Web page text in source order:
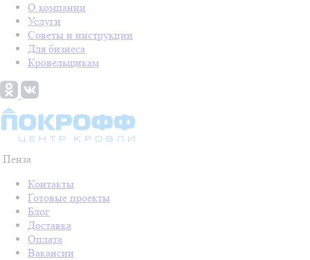
О компании
Услуги
Советы и инструкции
Для бизнеса
Кровельщикам
Пенза
Контакты
Готовые проекты
Блог
Доставка
Оплата
Вакансии